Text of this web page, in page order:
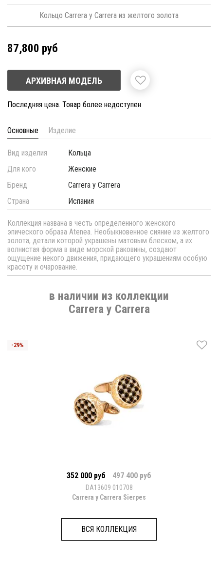
Кольцо Carrera y Carrera из желтого золота
87,800 руб
АРХИВНАЯ МОДЕЛЬ
Последняя цена. Товар более недоступен
Основные Изделие
Вид изделия
Кольца
Для кого
Женские
Бренд
Carrera y Carrera
Страна
Испания
Коллекция названа в честь определенного женского
эпического образа Atenea. Необыкновенное сияние из желтого
золота, детали которой украшены матовым блеском, а их
волнистая форма в виде морской раковины, создают
ощущение некого движения, придающего украшениям особую
красоту и очарование.
в наличии из коллекции
Carrera y Carrera
352 000 руб 497 400 руб
DA13609 010708
Carrera y Carrera Sierpes
ВСЯ КОЛЛЕКЦИЯ